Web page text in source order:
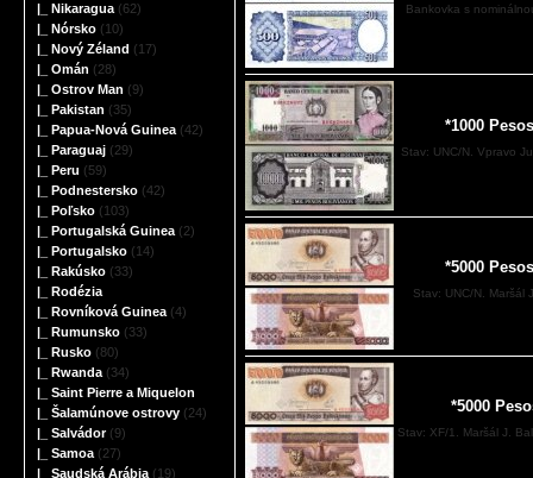
|_ Nikaragua (62)
|_ Nórsko (10)
|_ Nový Zéland (17)
|_ Omán (28)
|_ Ostrov Man (9)
|_ Pakistan (35)
|_ Papua-Nová Guinea (42)
|_ Paraguaj (29)
|_ Peru (59)
|_ Podnestersko (42)
|_ Poľsko (103)
|_ Portugalská Guinea (2)
|_ Portugalsko (14)
|_ Rakúsko (33)
|_ Rodézia
|_ Rovníková Guinea (4)
|_ Rumunsko (33)
|_ Rusko (80)
|_ Rwanda (34)
|_ Saint Pierre a Miquelon
|_ Šalamúnove ostrovy (24)
|_ Salvádor(9)
|_ Samoa (27)
|_ Saudská Arábia (19)
Bankovka s
*1000
Stav: UNC/N. Vpravo
*5000
Stav: UNC/N. Maršál
*5000
Stav: XF/1. Maršál J.